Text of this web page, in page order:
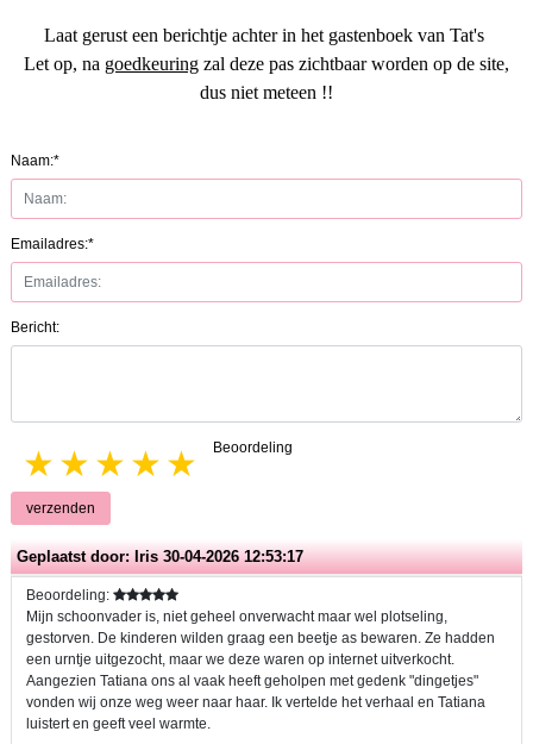
Laat gerust een berichtje achter in het gastenboek van Tat's
Let op, na goedkeuring zal deze pas zichtbaar worden op de site,
dus niet meteen !!
Naam:*
Emailadres:*
Bericht:
Beoordeling
5 stars
4 stars
3 stars
2 stars
1 star
verzenden
Geplaatst door: Iris30-04-2026 12:53:17
Beoordeling:
Mijn schoonvader is, niet geheel onverwacht maar wel plotseling,
gestorven. De kinderen wilden graag een beetje as bewaren. Ze hadden
een urntje uitgezocht, maar we deze waren op internet uitverkocht.
Aangezien Tatiana ons al vaak heeft geholpen met gedenk "dingetjes"
vonden wij onze weg weer naar haar. Ik vertelde het verhaal en Tatiana
luistert en geeft veel warmte.